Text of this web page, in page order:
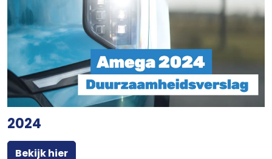
2024
Bekijk hier